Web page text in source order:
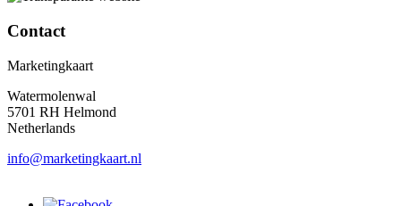
Contact
Marketingkaart
Watermolenwal
5701 RH Helmond
Netherlands
info@marketingkaart.nl